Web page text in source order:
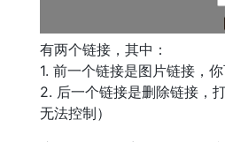
有两个链接，其中：
1. 前一个链接是图片链接，
2. 后一个链接是删除链接，
无法控制）